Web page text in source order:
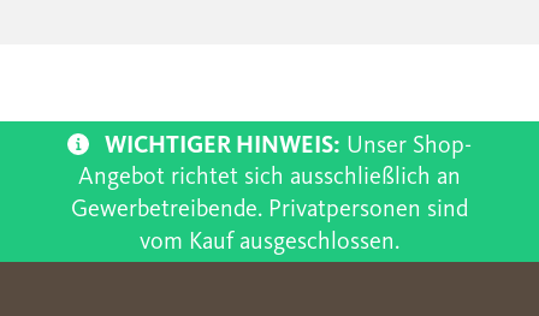
WICHTIGER HINWEIS: Unser Shop-
Angebot richtet sich ausschließlich an
Gewerbetreibende. Privatpersonen sind
vom Kauf ausgeschlossen.